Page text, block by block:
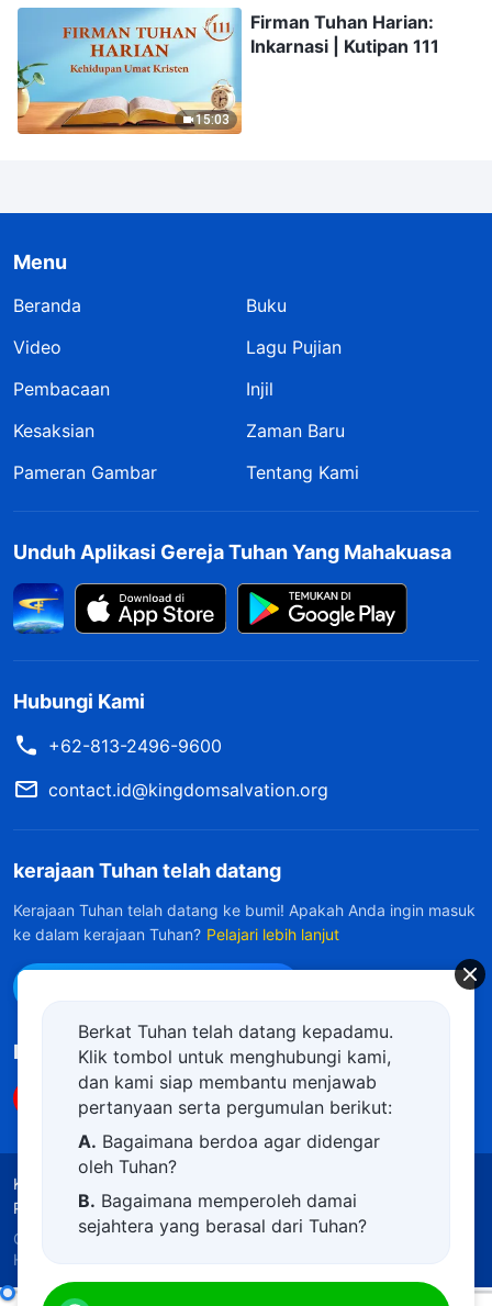
15:03
Firman Tuhan Harian:
Inkarnasi | Kutipan 111
Menu
Beranda
Buku
Video
Lagu Pujian
Pembacaan
Injil
Kesaksian
Zaman Baru
Pameran Gambar
Tentang Kami
Unduh Aplikasi Gereja Tuhan Yang Mahakuasa
Hubungi Kami
+62-813-2496-9600
contact.id@kingdomsalvation.org
kerajaan Tuhan telah datang
Kerajaan Tuhan telah datang ke bumi! Apakah Anda ingin masuk
ke dalam kerajaan Tuhan? Pelajari lebih lanjut
Ikuti Kami
Ketentuan Penggunaan
Penghargaan
Kebijakan Cookie
Copyright © 2026Gereja Tuhan Yang Mahakuasa.
Hak Cipta Dilindungi Undang-Undang.
Berkat Tuhan telah datang kepadamu.
Klik tombol untuk menghubungi kami,
dan kami siap membantu menjawab
pertanyaan serta pergumulan berikut:
A. Bagaimana berdoa agar didengar
oleh Tuhan?
B. Bagaimana memperoleh damai
sejahtera yang berasal dari Tuhan?
D.